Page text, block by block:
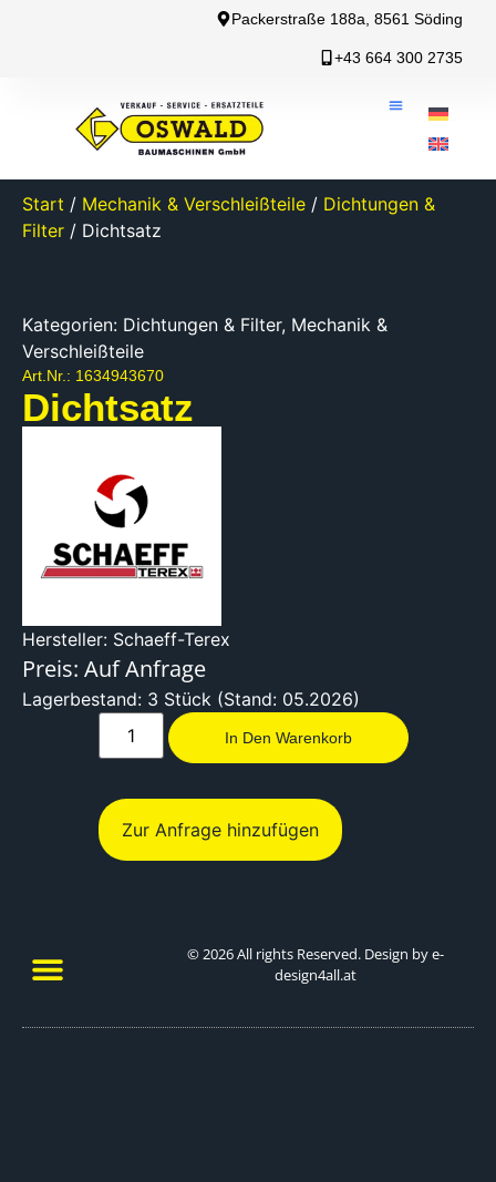
+43 664 300 2735
Packerstraße 188a, 8561 Söding
Start / Mechanik & Verschleißteile / Dichtungen &
Filter / Dichtsatz
Kategorien: Dichtungen & Filter, Mechanik &
Verschleißteile
Art.Nr.: 1634943670
Dichtsatz
Hersteller: Schaeff-Terex
Preis: Auf Anfrage
Lagerbestand: 3 Stück (Stand: 05.2026)
In Den Warenkorb
Zur Anfrage hinzufügen
© 2026 All rights Reserved. Design by e-
design4all.at